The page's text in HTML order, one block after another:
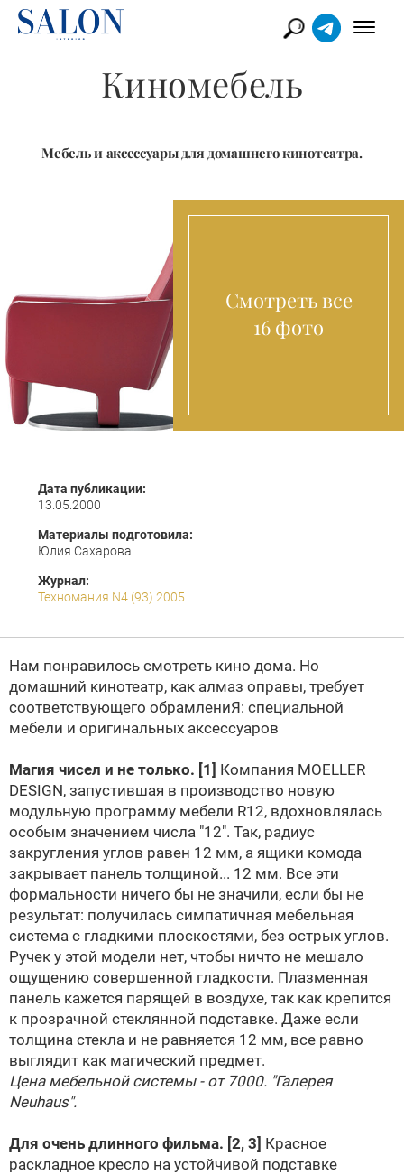
Киномебель
Мебель и аксессуары для домашнего кинотеатра.
Смотреть все
16 фото
Дата публикации:
13.05.2000
Материалы подготовила:
Юлия Сахарова
Журнал:
Техномания N4 (93) 2005
Нам понравилось смотреть кино дома. Но
домашний кинотеатр, как алмаз оправы, требует
соответствующего обрамлениЯ: специальной
мебели и оригинальных аксессуаров
Магия чисел и не только. [1] Компания MOELLER
DESIGN, запустившая в производство новую
модульную программу мебели R12, вдохновлялась
особым значением числа "12". Так, радиус
закругления углов равен 12 мм, а ящики комода
закрывает панель толщиной... 12 мм. Все эти
формальности ничего бы не значили, если бы не
результат: получилась симпатичная мебельная
система с гладкими плоскостями, без острых углов.
Ручек у этой модели нет, чтобы ничто не мешало
ощущению совершенной гладкости. Плазменная
панель кажется парящей в воздухе, так как крепится
к прозрачной стеклянной подставке. Даже если
толщина стекла и не равняется 12 мм, все равно
выглядит как магический предмет.
Цена мебельной системы - от 7000. "Галерея
Neuhaus".
Для очень длинного фильма. [2, 3] Красное
раскладное кресло на устойчивой подставке